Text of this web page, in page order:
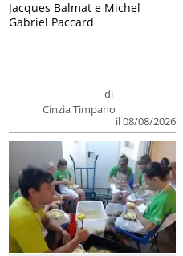
di
Cinzia Timpano
il 08/08/2026
Jacques Balmat e Michel
Gabriel Paccard